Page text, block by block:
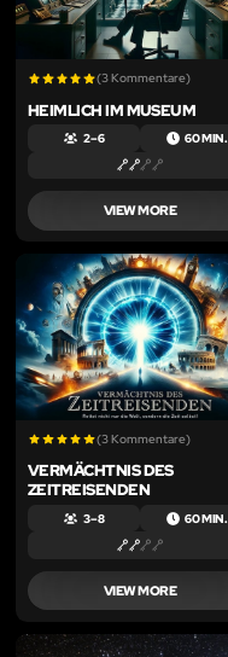
(3 Kommentare)
HEIMLICH IM MUSEUM
2 – 6 60 MIN.
VIEW MORE
(3 Kommentare)
VERMÄCHTNIS DES
ZEITREISENDEN
3 – 8 60 MIN.
VIEW MORE